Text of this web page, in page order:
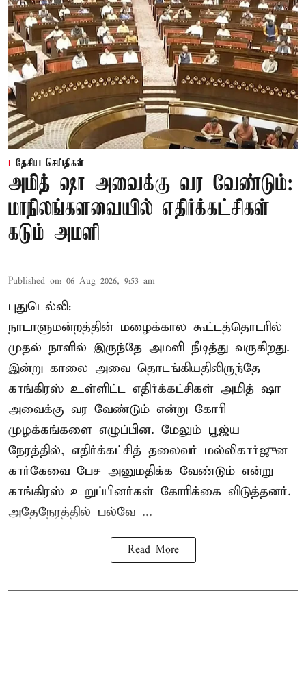
தேசிய செய்திகள்
அமித் ஷா அவைக்கு வர வேண்டும்:
மாநிலங்களவையில் எதிர்க்கட்சிகள்
கடும் அமளி
Published on: 06 Aug 2026, 9:53 am
புதுடெல்லி:
நாடாளுமன்றத்தின் மழைக்கால கூட்டத்தொடரில்
முதல் நாளில் இருந்தே அமளி நீடித்து வருகிறது.
இன்று காலை அவை தொடங்கியதிலிருந்தே
காங்கிரஸ் உள்ளிட்ட எதிர்க்கட்சிகள் அமித் ஷா
அவைக்கு வர வேண்டும் என்று கோரி
முழக்கங்களை எழுப்பின. மேலும் பூஜ்ய
நேரத்தில், எதிர்க்கட்சித் தலைவர் மல்லிகார்ஜுன
கார்கேவை பேச அனுமதிக்க வேண்டும் என்று
காங்கிரஸ் உறுப்பினர்கள் கோரிக்கை விடுத்தனர்.
அதேநேரத்தில் பல்வே ...
Read More